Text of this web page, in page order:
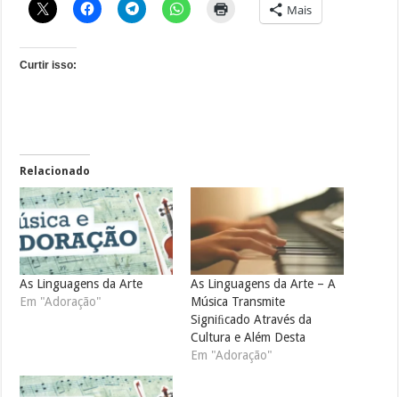
Mais
Curtir isso:
Relacionado
As Linguagens da Arte
Em "Adoração"
As Linguagens da Arte – A
Música Transmite
Signiﬁcado Através da
Cultura e Além Desta
Em "Adoração"